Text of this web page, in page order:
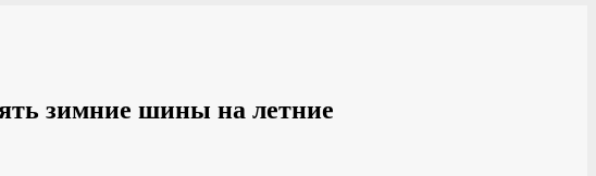
зимние шины на летние